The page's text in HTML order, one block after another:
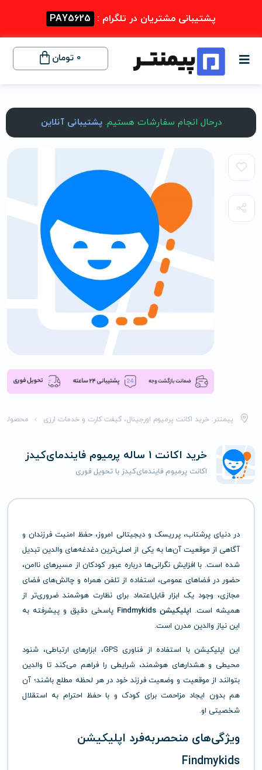
پشتیبانی مشتریان در تلگرام : PAY5625
0 تومان
درحال انجام سفارشات هستیم.پشتیبانی آنلاین
پیمنتر: خرید اکانت پرمیوم اورجینال، گیفت کارت و خدمات ارزی
خرید اکانت 1 ساله پرمیوم فایندمای‌کیدز
اکانت پرمیوم فایندمای‌کیدز با تحویل فوری
در دنیای پرشتاب، پرریسک و دیجیتالی امروز، حفظ امنیت فرزندان و
آگاهی از موقعیت آن‌ها به یکی از اصلی‌ترین دغدغه‌های والدین تبدیل
شده است. با افزایش نگرانی‌ها درباره عبور کودکان از مسیرهای ناامن،
حضور در فضاهای عمومی، استفاده از تلفن همراه و چالش‌های فضای
مجازی، وجود یک ابزار قابل‌اعتماد برای نظارت هوشمند ضروری‌تر از
همیشه است.اپلیکیشن Findmykids
پاسخی دقیق و پیشرفته به
این نیاز والدین مدرن است.
این اپلیکیشن با استفاده از فناوری GPS، ابزارهای ارتباطی، شنود
محیطی و هشدارهای هوشمند، شرایطی را فراهم می‌کند تا والدین
بتوانند از موقعیت و وضعیت فرزند خود در هر لحظه مطلع باشند؛ آن
هم بدون ایجاد مزاحمت برای کودک و با حفظ احترام به استقلال
شخصیتی او.
ویژگی‌های منحصربه‌فرد اپلیکیشن
Findmykids